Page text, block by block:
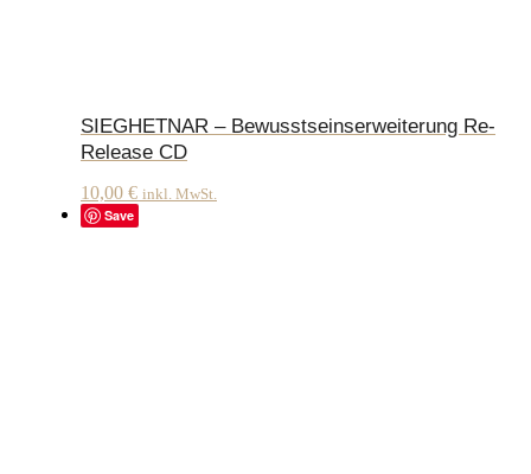
SIEGHETNAR – Bewusstseinserweiterung Re-
Release CD
10,00 € inkl. MwSt.
Save